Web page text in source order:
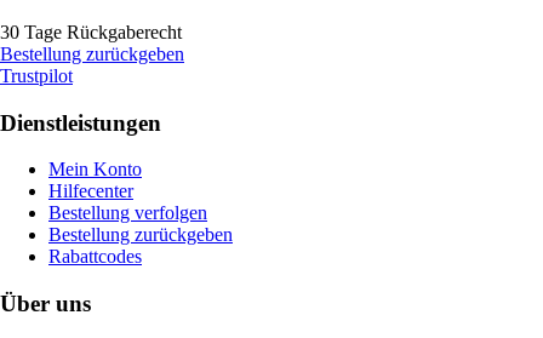
30 Tage Rückgaberecht
Bestellung zurückgeben
Trustpilot
Dienstleistungen
Mein Konto
Hilfecenter
Bestellung verfolgen
Bestellung zurückgeben
Rabattcodes
Über uns